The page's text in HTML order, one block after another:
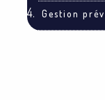
Gestion